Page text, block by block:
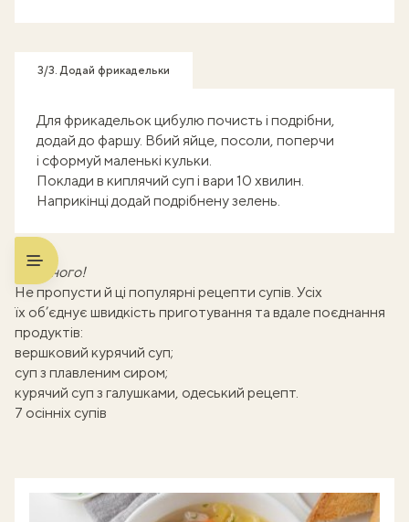
3/3. Додай фрикадельки
Для фрикадельок цибулю почисть і подрібни,
додай до фаршу. Вбий яйце, посоли, поперчи
і сформуй маленькі кульки.
Поклади в киплячий суп і вари 10 хвилин.
Наприкінці додай подрібнену зелень.
Смачного!
Не пропусти й ці популярні рецепти супів. Усіх
їх об’єднує швидкість приготування та вдале поєднання
продуктів:
вершковий курячий суп;
суп з плавленим сиром;
курячий суп з галушками, одеський рецепт.
7 осінніх супів